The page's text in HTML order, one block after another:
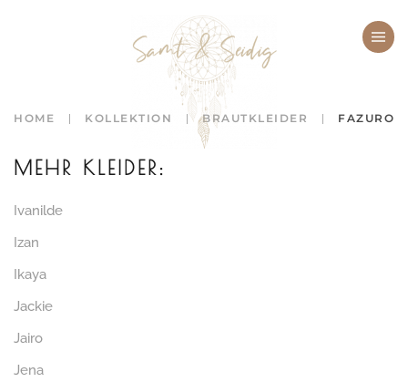
Zum Hauptinhalt springen
HOME KOLLEKTION BRAUTKLEIDER FAZURO
MEHR KLEIDER:
Ivanilde
Izan
Ikaya
Jackie
Jairo
Jena